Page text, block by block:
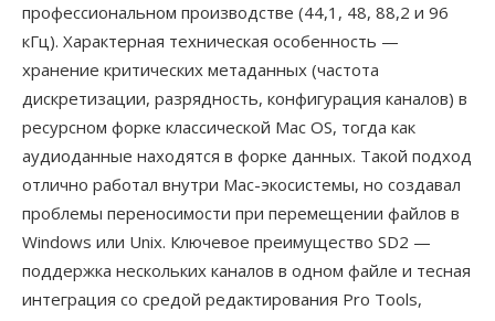
профессиональном производстве (44,1, 48, 88,2 и 96
кГц). Характерная техническая особенность —
хранение критических метаданных (частота
дискретизации, разрядность, конфигурация каналов) в
ресурсном форке классической Mac OS, тогда как
аудиоданные находятся в форке данных. Такой подход
отлично работал внутри Mac-экосистемы, но создавал
проблемы переносимости при перемещении файлов в
Windows или Unix. Ключевое преимущество SD2 —
поддержка нескольких каналов в одном файле и тесная
интеграция со средой редактирования Pro Tools,